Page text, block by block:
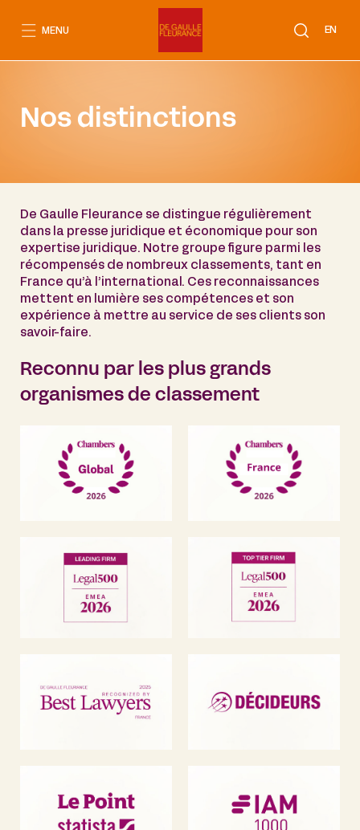
EN
MENU
Nos distinctions
De Gaulle Fleurance se distingue régulièrement
dans la presse juridique et économique pour son
expertise juridique. Notre groupe figure parmi les
récompensés de nombreux classements, tant en
France qu’à l’international. Ces reconnaissances
mettent en lumière ses compétences et son
expérience à mettre au service de ses clients son
savoir-faire.
Reconnu par les plus grands
organismes de classement